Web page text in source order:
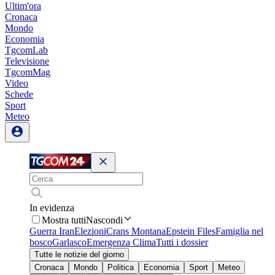
Ultim'ora
Cronaca
Mondo
Economia
TgcomLab
Televisione
TgcomMag
Video
Schede
Sport
Meteo
In evidenza
Mostra tuttiNascondi
Guerra IranElezioniCrans MontanaEpstein FilesFamiglia nel
boscoGarlascoEmergenza ClimaTutti i dossier
Tutte le notizie del giorno
Cronaca
Mondo Politica Economia Sport
Meteo